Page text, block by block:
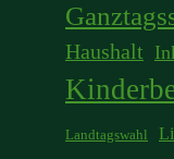
Haushalt
Landtagswahl